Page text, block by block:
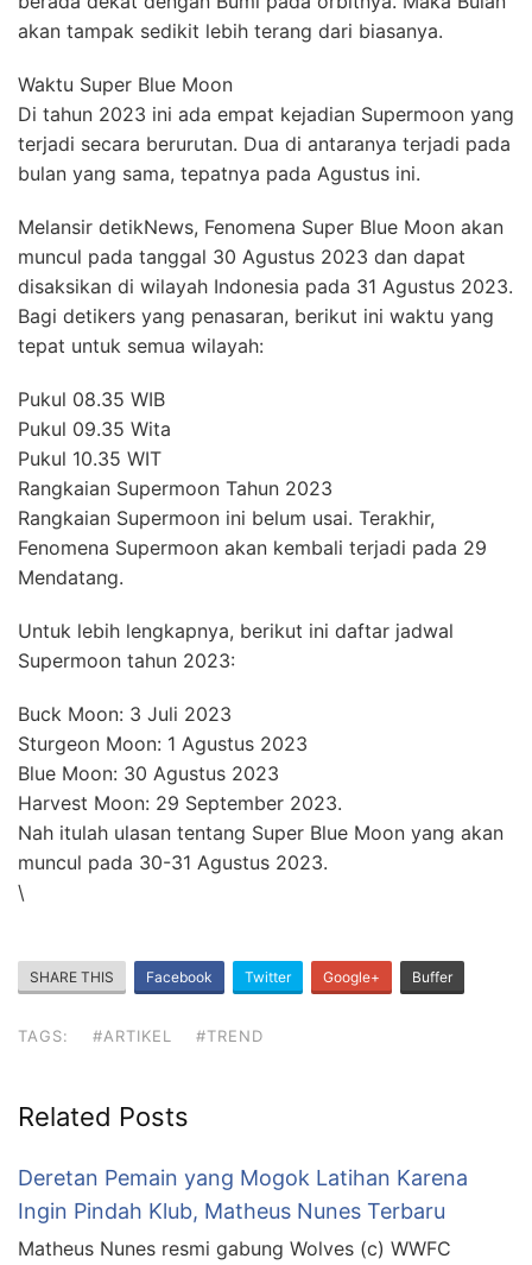
akan tampak sedikit lebih terang dari biasanya.
Waktu Super Blue Moon
Di tahun 2023 ini ada empat kejadian Supermoon yang
terjadi secara berurutan. Dua di antaranya terjadi pada
bulan yang sama, tepatnya pada Agustus ini.
Melansir detikNews, Fenomena Super Blue Moon akan
muncul pada tanggal 30 Agustus 2023 dan dapat
disaksikan di wilayah Indonesia pada 31 Agustus 2023.
Bagi detikers yang penasaran, berikut ini waktu yang
tepat untuk semua wilayah:
Pukul 08.35 WIB
Pukul 09.35 Wita
Pukul 10.35 WIT
Rangkaian Supermoon Tahun 2023
Rangkaian Supermoon ini belum usai. Terakhir,
Fenomena Supermoon akan kembali terjadi pada 29
Mendatang.
Untuk lebih lengkapnya, berikut ini daftar jadwal
Supermoon tahun 2023:
Buck Moon: 3 Juli 2023
Sturgeon Moon: 1 Agustus 2023
Blue Moon: 30 Agustus 2023
Harvest Moon: 29 September 2023.
Nah itulah ulasan tentang Super Blue Moon yang akan
muncul pada 30-31 Agustus 2023.
\
SHARE THIS Facebook Twitter Google+ Buffer
TAGS: #ARTIKEL #TREND
Related Posts
Deretan Pemain yang Mogok Latihan Karena
Ingin Pindah Klub, Matheus Nunes Terbaru
Matheus Nunes resmi gabung Wolves (c) WWFC